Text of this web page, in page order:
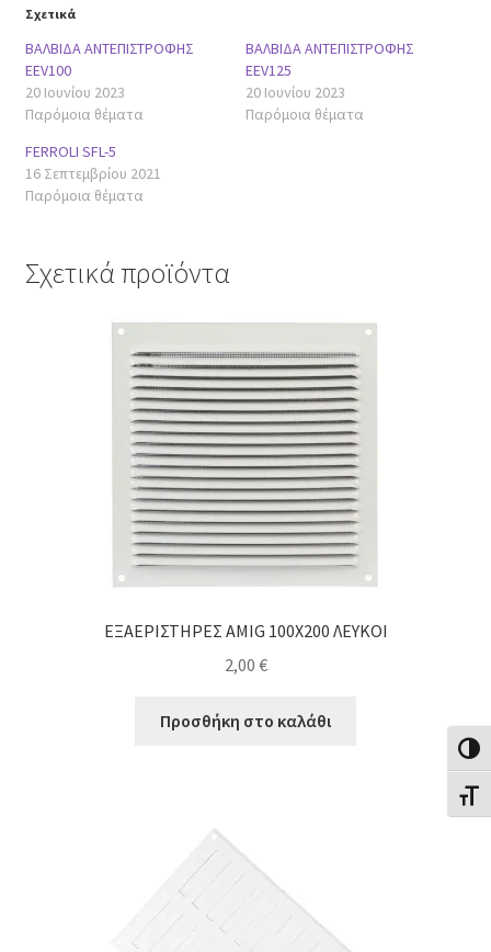
Σχετικά
ΒΑΛΒΙΔΑ ΑΝΤΕΠΙΣΤΡΟΦΗΣ
EEV100
20 Ιουνίου 2023
Παρόμοια θέματα
ΒΑΛΒΙΔΑ ΑΝΤΕΠΙΣΤΡΟΦΗΣ
EEV125
20 Ιουνίου 2023
Παρόμοια θέματα
FERROLI SFL-5
16 Σεπτεμβρίου 2021
Παρόμοια θέματα
Σχετικά προϊόντα
ΕΞΑΕΡΙΣΤΗΡΕΣ AMIG 100Χ200 ΛΕΥΚΟΙ
2,00 €
Προσθήκη στο καλάθι